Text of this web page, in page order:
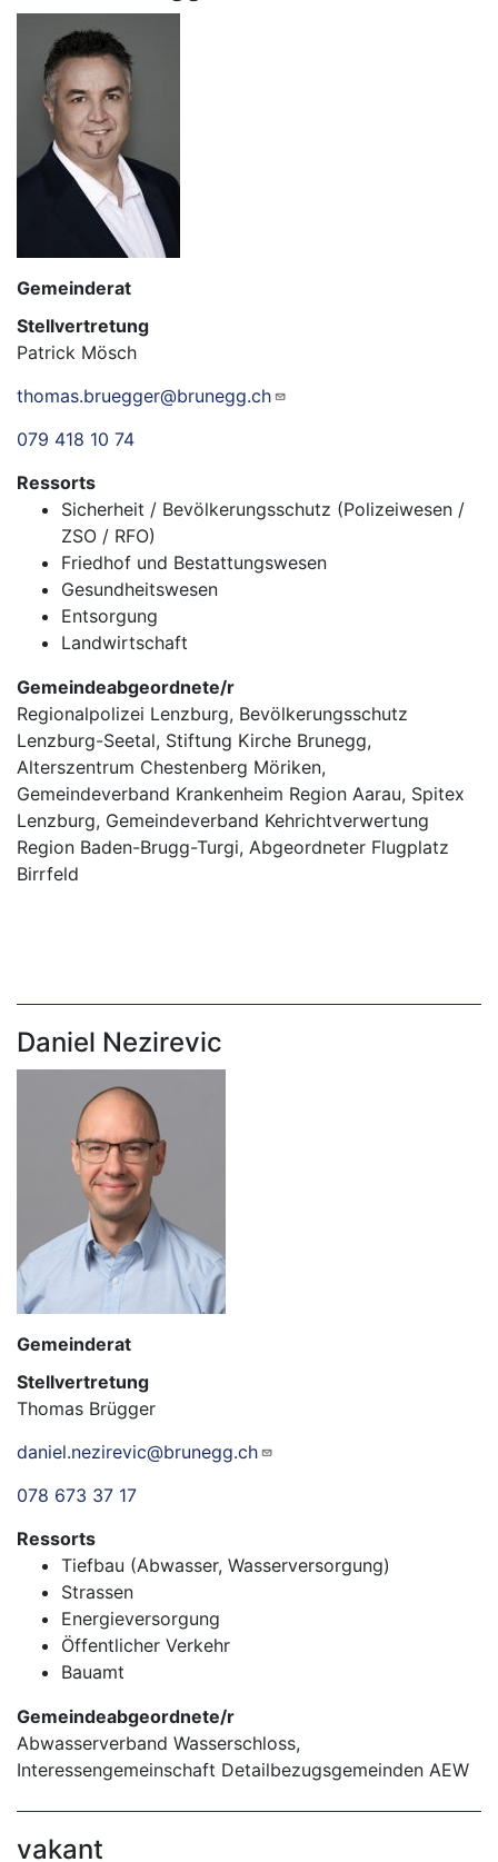
Gemeinderat
Stellvertretung
Patrick Mösch
thomas.bruegger@brunegg.ch
079 418 10 74
Ressorts
Sicherheit / Bevölkerungsschutz (Polizeiwesen /
ZSO / RFO)
Friedhof und Bestattungswesen
Gesundheitswesen
Entsorgung
Landwirtschaft
Gemeindeabgeordnete/r
Regionalpolizei Lenzburg, Bevölkerungsschutz
Lenzburg-Seetal, Stiftung Kirche Brunegg,
Alterszentrum Chestenberg Möriken,
Gemeindeverband Krankenheim Region Aarau, Spitex
Lenzburg, Gemeindeverband Kehrichtverwertung
Region Baden-Brugg-Turgi, Abgeordneter Flugplatz
Birrfeld
Daniel Nezirevic
Gemeinderat
Stellvertretung
Thomas Brügger
daniel.nezirevic@brunegg.ch
078 673 37 17
Ressorts
Tiefbau (Abwasser, Wasserversorgung)
Strassen
Energieversorgung
Öffentlicher Verkehr
Bauamt
Gemeindeabgeordnete/r
Abwasserverband Wasserschloss,
Interessengemeinschaft Detailbezugsgemeinden AEW
vakant